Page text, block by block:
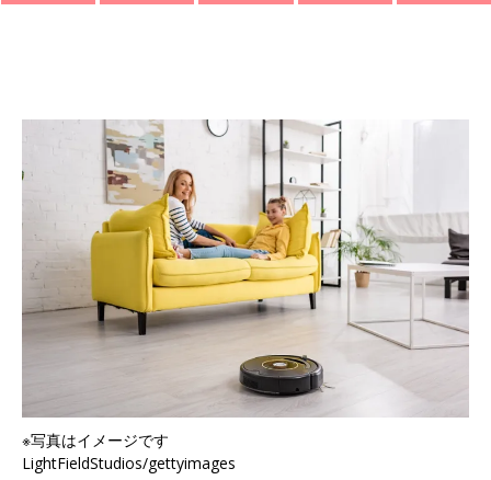
※写真はイメージです
LightFieldStudios/gettyimages